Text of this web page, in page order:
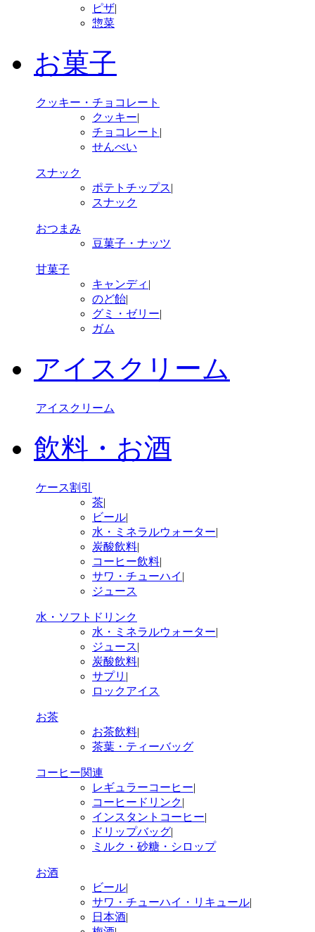
ピザ|
惣菜
お菓子
クッキー・チョコレート
クッキー|
チョコレート |
せんべい
スナック
ポテトチップス|
スナック
おつまみ
豆菓子・ナッツ
甘菓子
キャンディ |
のど飴|
グミ・ゼリー|
ガム
アイスクリーム
アイスクリーム
飲料・お酒
ケース割引
茶|
ビール|
水・ミネラルウォーター|
炭酸飲料|
コーヒー飲料|
サワ・チューハイ |
ジュース
水・ソフトドリンク
水・ミネラルウォーター|
ジュース|
炭酸飲料|
サプリ |
ロックアイス
お茶
お茶飲料|
茶葉・ティーバッグ
コーヒー関連
レギュラーコーヒー|
コーヒードリンク|
インスタントコーヒー|
ドリップバッグ|
ミルク・砂糖・シロップ
お酒
ビール|
サワ・チューハイ・リキュール|
日本酒|